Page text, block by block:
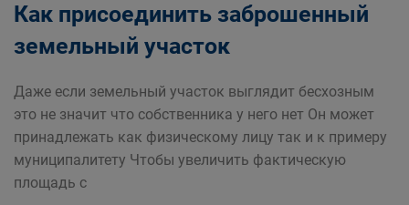
Как присоединить заброшенный
земельный участок
Даже если земельный участок выглядит бесхозным
это не значит что собственника у него нет Он может
принадлежать как физическому лицу так и к примеру
муниципалитету Чтобы увеличить фактическую
площадь с